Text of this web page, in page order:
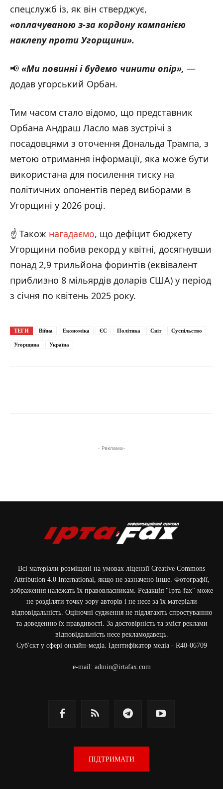
спецслужб із, як він стверджує,
«оплачуваною з-за кордону кампанією
наклепу проти Угорщини».
📢 «Ми повинні і будемо чинити опір», —
додав угорський Орбан.
Тим часом стало відомо, що представник
Орбана Андраш Ласло мав зустрічі з
посадовцями з оточення Дональда Трампа, з
метою отримання інформації, яка може бути
використана для посилення тиску на
політичних опонентів перед виборами в
Угорщині у 2026 році.
☝️ Також нагадаємо, що дефіцит бюджету
Угорщини побив рекорд у квітні, досягнувши
понад 2,9 трильйона форинтів (еквівалент
приблизно 8 мільярдів доларів США) у період
з січня по квітень 2025 року.
ТЕГИ Війна Економіка ЄС Політика Світ Суспільство
Угорщина Україна
- Реклама-
Всі матеріали розміщені на умовах ліцензії Creative Commons
Attribution 4.0 International, якщо не зазначено інше. Фотографії,
зображення належать їх правовласникам. Редакція "Ірта-fax" може
не розділяти точку зору авторів і не несе за їх матеріали
відповідальність. Оціночні судження не підлягають спростуванню
та доведенню їх правдивості. За достовірність та зміст реклами
відповідальність несе рекламодавець.
Cуб'єкт у сфері онлайн-медіа. Ідентифікатор медіа - R40-06709
e-mail: admin@irtafax.com
ПІДТРИМАТИ